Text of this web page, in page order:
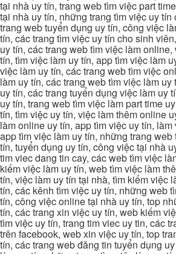
tại nhà uy tín, trang web tìm việc part
tại nhà uy tín, những trang tìm việc uy tín
trang web tuyển dụng uy tín, công việc
tín, các trang tìm việc uy tín cho sinh
uy tín, các trang web tìm việc làm
tín, tìm việc làm uy tín, app tìm việc làm
việc làm uy tín, các trang web tìm việc
làm uy tín, các trang web tìm việc làm
uy tín, các trang tuyển dụng việc làm uy
uy tín, trang web tìm việc làm part time
tín, tìm việc uy tín, việc làm thêm online
làm online uy tín, app tìm việc uy tín,
app tìm việc làm uy tín, những trang web
tín, tuyển dụng uy tín, công việc tại nhà
tim viec dang tin cay, các web tìm việc
kiếm việc làm uy tín, web tìm việc làm
tín, việc làm uy tín tại nhà, tìm kiếm việc
tín, các kênh tìm việc uy tín, những web
tín, công việc online tại nhà uy tín, top
tín, các trang xin việc uy tín, web kiếm
tìm việc uy tín, trang tim viec uy tin, các
trên facebook, web xin việc uy tín, top
tín, các trang web đăng tin tuyển dụng